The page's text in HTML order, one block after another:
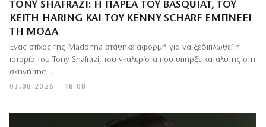
TONY SHAFRAZI: Η ΠΑΡΈΑ ΤΟΥ BASQUIAT, ΤΟΥ
KEITH HARING ΚΑΙ ΤΟΥ KENNY SCHARF ΕΜΠΝΈΕΙ
ΤΗ ΜΌΔΑ
03.08.2026 — 18:08
Ένας στίχος της Madonna στάθηκε αφορμή για να ξεδιπλωθεί η
ιστορία του Tony Shafrazi, του γκαλερίστα που υπήρξε καταλύτης στη
σκηνή της…